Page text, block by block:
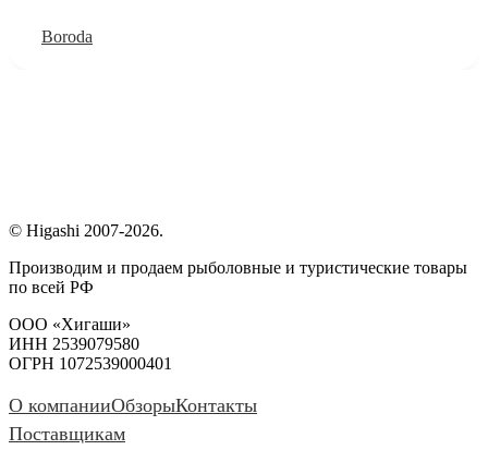
Boroda
© Higashi 2007-2026.
Производим и продаем рыболовные и туристические товары
по всей РФ
ООО «Хигаши»
ИНН 2539079580
ОГРН 1072539000401
О компанииОбзорыКонтакты
Поставщикам